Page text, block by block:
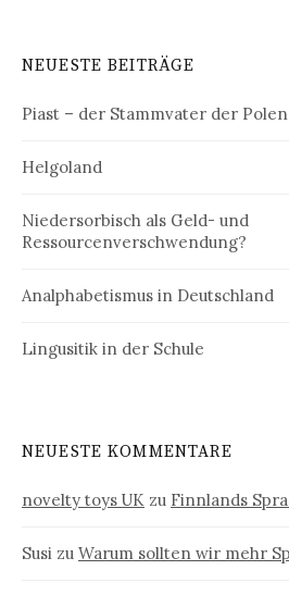
NEUESTE BEITRÄGE
Piast – der Stammvater der Polen
Helgoland
Niedersorbisch als Geld- und
Ressourcenverschwendung?
Analphabetismus in Deutschland
Lingusitik in der Schule
NEUESTE KOMMENTARE
novelty toys UK zu Finnlands
Susi zu Warum sollten wir mehr